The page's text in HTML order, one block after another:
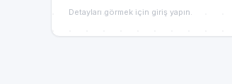
Detayları görmek için giriş yapın.